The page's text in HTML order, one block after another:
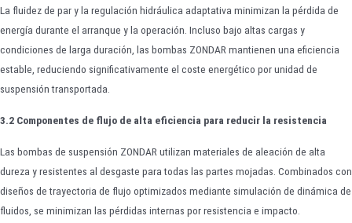
La fluidez de par y la regulación hidráulica adaptativa minimizan la pérdida de
energía durante el arranque y la operación. Incluso bajo altas cargas y
condiciones de larga duración, las bombas ZONDAR mantienen una eficiencia
estable, reduciendo significativamente el coste energético por unidad de
suspensión transportada.
3.2 Componentes de flujo de alta eficiencia para reducir la resistencia
Las bombas de suspensión ZONDAR utilizan materiales de aleación de alta
dureza y resistentes al desgaste para todas las partes mojadas. Combinados con
diseños de trayectoria de flujo optimizados mediante simulación de dinámica de
fluidos, se minimizan las pérdidas internas por resistencia e impacto.